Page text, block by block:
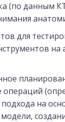
(по данным
для
на
на